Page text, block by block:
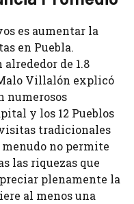
es aumentar la
en Puebla.
de 1.8
Villalón explicó
numerosos
y los 12 Pueblos
tradicionales
no permite
las riquezas que
plenamente la
al menos una